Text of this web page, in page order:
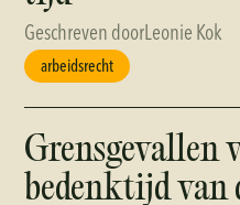
Geschreven doorLeonie Kok
arbeidsrecht
Grensgevallen
bedenktijd van